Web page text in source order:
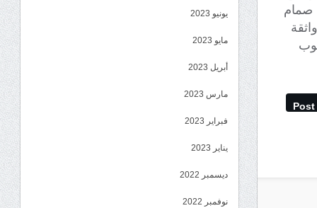
صمام
Post
يونيو 2023
مايو 2023
أبريل 2023
مارس 2023
فبراير 2023
يناير 2023
ديسمبر 2022
نوفمبر 2022